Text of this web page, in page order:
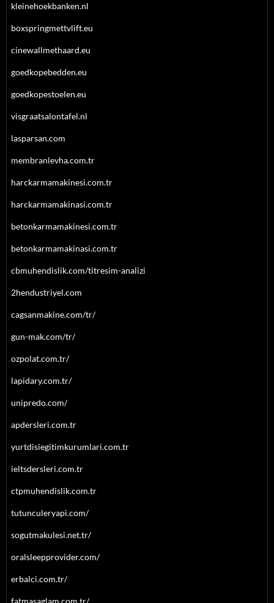
kleinehoekbanken.nl
boxspringmettvlift.eu
cinewallmethaard.eu
goedkopebedden.eu
goedkopestoelen.eu
visgraatsalontafel.nl
lasparsan.com
membranlevha.com.tr
harckarmamakinesi.com.tr
harckarmamakinasi.com.tr
betonkarmamakinesi.com.tr
betonkarmamakinasi.com.tr
cbmuhendislik.com/titresim-analizi
2hendustriyel.com
cagsanmakine.com/tr/
gun-mak.com/tr/
ozpolat.com.tr/
lapidary.com.tr/
unipredo.com/
apdersleri.com.tr
yurtdisiegitimkurumlari.com.tr
ieltsdersleri.com.tr
ctpmuhendislik.com.tr
tutunculeryapi.com/
sogutmakulesi.net.tr/
oralsleepprovider.com/
erbalci.com.tr/
fatmasaglam.com.tr/